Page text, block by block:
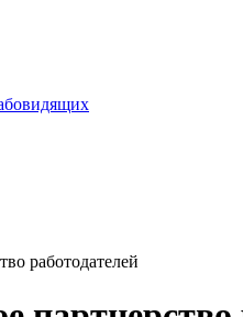
работодателей